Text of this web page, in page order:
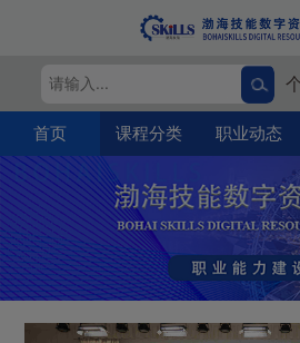
首页 课程分类 职业动态